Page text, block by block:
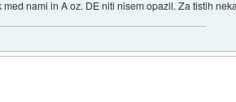
nami in A oz. DE niti nisem opazil. Za tistih